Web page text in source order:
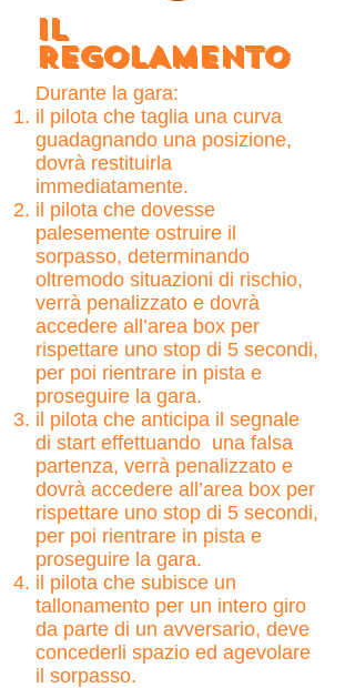
IL
REGOLAMENTO
Durante la gara:
il pilota che taglia una curva
guadagnando una posizione,
dovrà restituirla
immediatamente.
il pilota che dovesse
palesemente ostruire il
sorpasso, determinando
oltremodo situazioni di rischio,
verrà penalizzato e dovrà
accedere all’area box per
rispettare uno stop di 5 secondi,
per poi rientrare in pista e
proseguire la gara.
il pilota che anticipa il segnale
di start effettuando una falsa
partenza, verrà penalizzato e
dovrà accedere all’area box per
rispettare uno stop di 5 secondi,
per poi rientrare in pista e
proseguire la gara.
il pilota che subisce un
tallonamento per un intero giro
da parte di un avversario, deve
concederli spazio ed agevolare
il sorpasso.